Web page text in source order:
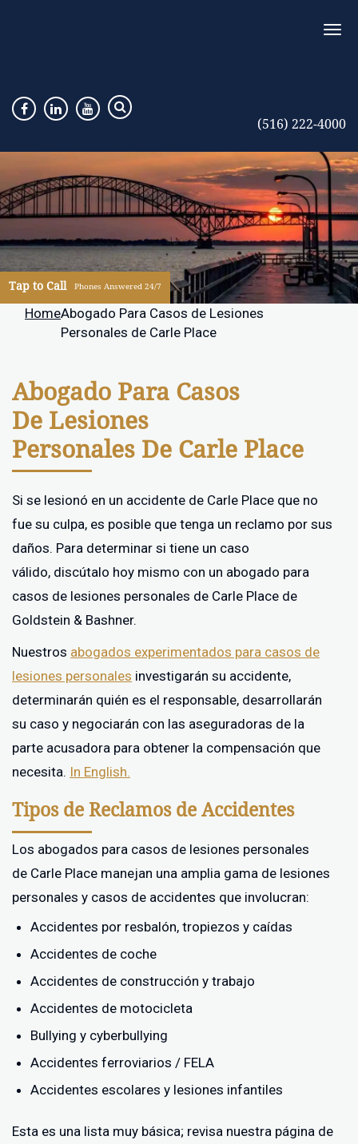
(516) 222-4000
Tap to Call Phones Answered 24/7
HomeAbogado Para Casos de Lesiones
Personales de Carle Place
Abogado Para Casos
De Lesiones
Personales De Carle Place
Si se lesionó en un accidente de Carle Place que no
fue su culpa, es posible que tenga un reclamo por sus
daños. Para determinar si tiene un caso
válido, discútalo hoy mismo con un abogado para
casos de lesiones personales de Carle Place de
Goldstein & Bashner.
Nuestros abogados experimentados para casos de
lesiones personales investigarán su accidente,
determinarán quién es el responsable, desarrollarán
su caso y negociarán con las aseguradoras de la
parte acusadora para obtener la compensación que
necesita. In English.
Tipos de Reclamos de Accidentes
Los abogados para casos de lesiones personales
de Carle Place manejan una amplia gama de lesiones
personales y casos de accidentes que involucran:
Accidentes por resbalón, tropiezos y caídas
Accidentes de coche
Accidentes de construcción y trabajo
Accidentes de motocicleta
Bullying y cyberbullying
Accidentes ferroviarios / FELA
Accidentes escolares y lesiones infantiles
Esta es una lista muy básica; revisa nuestra página de